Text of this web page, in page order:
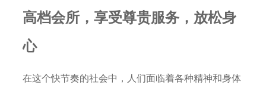
高档会所，享受尊贵服务，放松身
心
在这个快节奏的社会中，人们面临着各种精神和身体